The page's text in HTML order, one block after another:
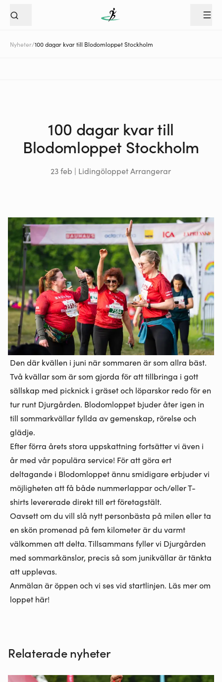
Nyheter/100 dagar kvar till Blodomloppet Stockholm
100 dagar kvar till
Blodomloppet Stockholm
23 feb | Lidingöloppet Arrangerar
Den där kvällen i juni när sommaren är som allra bäst.
Två kvällar som är som gjorda för att tillbringa i gott
sällskap med picknick i gräset och löparskor redo för en
tur runt Djurgården. Blodomloppet bjuder åter igen in
till sommarkvällar fyllda av gemenskap, rörelse och
glädje.
Efter förra årets stora uppskattning fortsätter vi även i
år med vår populära service! För att göra ert
deltagande i Blodomloppet ännu smidigare erbjuder vi
möjligheten att få både nummerlappar och/eller T-
shirts levererade direkt till ert företagstält.
Oavsett om du vill slå nytt personbästa på milen eller ta
en skön promenad på fem kilometer är du varmt
välkommen att delta. Tillsammans fyller vi Djurgården
med sommarkänslor, precis så som junikvällar är tänkta
att upplevas.
Anmälan är öppen och vi ses vid startlinjen. Läs mer om
loppet här!
Relaterade nyheter